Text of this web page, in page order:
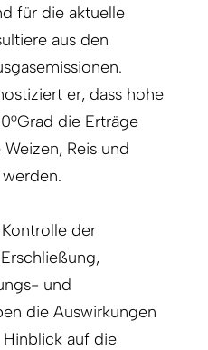
für die aktuelle
aus den
er, dass hohe
die Erträge
Reis und
der
und
die Auswirkungen
auf die